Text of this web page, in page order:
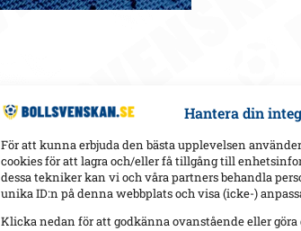
Hantera din
För att kunna erbjuda den bästa upplevelsen
cookies för att lagra och/eller få tillgång till
dessa tekniker kan vi och våra partners behandla
unika ID:n på denna webbplats och visa (icke-)
Klicka nedan för att godkänna ovanstående eller